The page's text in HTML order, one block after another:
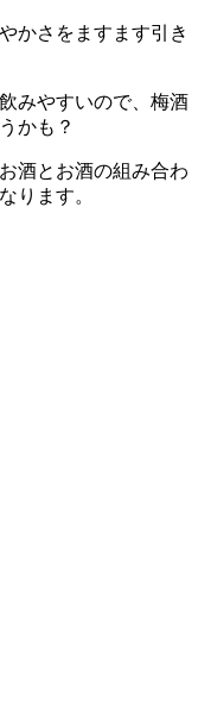
かさをますます引き
みやすいので、梅酒
かも？
酒とお酒の組み合わ
ります。